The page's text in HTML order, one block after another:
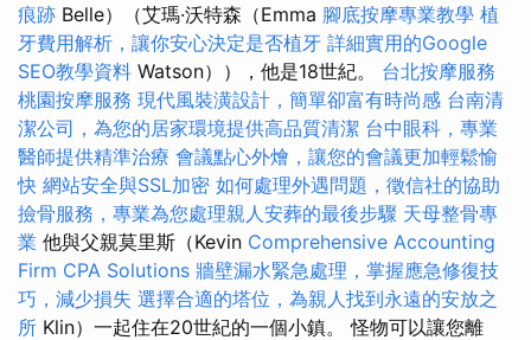
痕跡 Belle）（艾瑪·沃特森（Emma 腳底按摩專業教學 植
牙費用解析，讓你安心決定是否植牙 詳細實用的Google
SEO教學資料 Watson）），他是18世紀。 台北按摩服務
桃園按摩服務 現代風裝潢設計，簡單卻富有時尚感 台南清
潔公司，為您的居家環境提供高品質清潔 台中眼科，專業
醫師提供精準治療 會議點心外燴，讓您的會議更加輕鬆愉
快 網站安全與SSL加密 如何處理外遇問題，徵信社的協助
撿骨服務，專業為您處理親人安葬的最後步驟 天母整骨專
業 他與父親莫里斯（Kevin Comprehensive Accounting
Firm CPA Solutions 牆壁漏水緊急處理，掌握應急修復技
巧，減少損失 選擇合適的塔位，為親人找到永遠的安放之
所 Klin）一起住在20世紀的一個小鎮。 怪物可以讓您離